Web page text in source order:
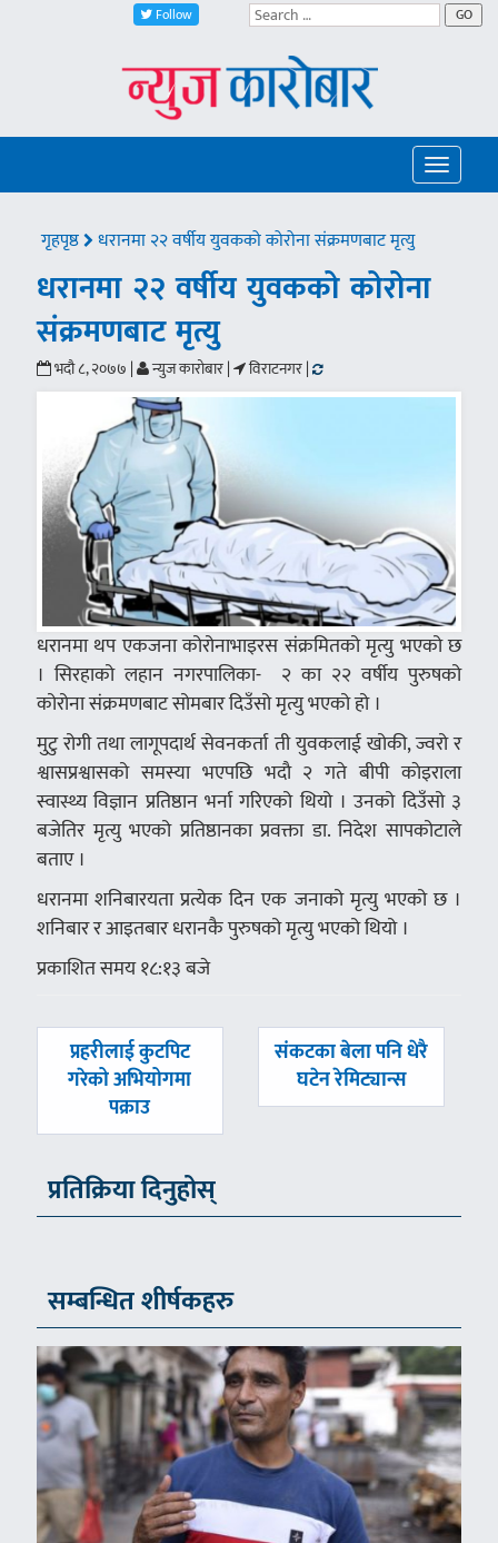
Follow GO
Toggle
गृहपृष्ठ धरानमा २२ वर्षीय युवकको कोरोना संक्रमणबाट मृत्यु
धरानमा २२ वर्षीय युवकको कोरोना
संक्रमणबाट मृत्यु
भदौ ८, २०७७ | न्युज कारोबार | विराटनगर |
धरानमा थप एकजना कोरोनाभाइरस संक्रमितको मृत्यु भएको छ
। सिरहाको लहान नगरपालिका- २ का २२ वर्षीय पुरुषको
कोरोना संक्रमणबाट सोमबार दिउँसो मृत्यु भएको हो ।
मुटु रोगी तथा लागूपदार्थ सेवनकर्ता ती युवकलाई खोकी, ज्वरो र
श्वासप्रश्वासको समस्या भएपछि भदाै २ गते बीपी काेइराला
स्वास्थ्य विज्ञान प्रतिष्ठान भर्ना गरिएको थियो । उनको दिउँसो ३
बजेतिर मृत्यु भएको प्रतिष्ठानका प्रवक्ता डा. निदेश सापकोटाले
बताए ।
धरानमा शनिबारयता प्रत्येक दिन एक जनाको मृत्यु भएको छ ।
शनिबार र आइतबार धरानकै पुरुषको मृत्यु भएको थियो ।
प्रकाशित समय १८:१३ बजे
पछिल्लाे
-
प्रहरीलाई कुटपिट
गरेको अभियोगमा
पक्राउ
अघिल्लाे
संकटका बेला पनि धेरै
घटेन रेमिट्यान्स
प्रतिक्रिया दिनुहोस्
सम्बन्धित शीर्षकहरु